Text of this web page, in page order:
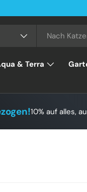
& Terra
10% auf alles,